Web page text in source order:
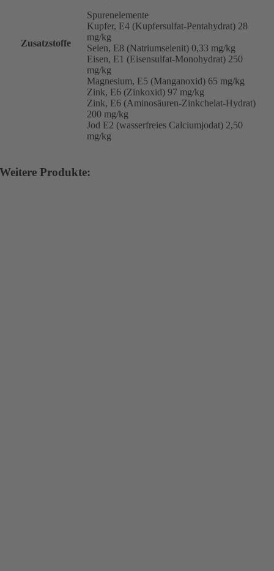
Zusatzstoffe
Spurenelemente
Kupfer, E4 (Kupfersulfat-Pentahydrat) 28
mg/kg
Selen, E8 (Natriumselenit) 0,33 mg/kg
Eisen, E1 (Eisensulfat-Monohydrat) 250
mg/kg
Magnesium, E5 (Manganoxid) 65 mg/kg
Zink, E6 (Zinkoxid) 97 mg/kg
Zink, E6 (Aminosäuren-Zinkchelat-Hydrat)
200 mg/kg
Jod E2 (wasserfreies Calciumjodat) 2,50
mg/kg
Weitere Produkte: